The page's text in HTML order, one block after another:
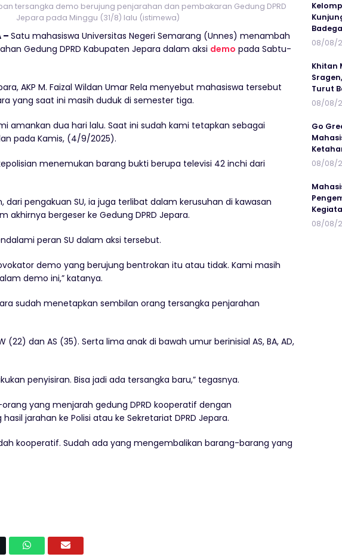
tersangka demo berujung penjarahan dan pembakaran Gedung DPRD
Jepara pada Minggu (31/8) lalu (istimewa)
–Satu mahasiswa Universitas Negeri Semarang (Unnes) menambah
Gedung DPRD Kabupaten Jepara dalam aksi demo pada Sabtu-
AKP M. Faizal Wildan Umar Rela menyebut mahasiswa tersebut
yang saat ini masih duduk di semester tiga.
amankan dua hari lalu. Saat ini sudah kami tetapkan sebagai
pada Kamis, (4/9/2025).
menemukan barang bukti berupa televisi 42 inchi dari
dari pengakuan SU, ia juga terlibat dalam kerusuhan di kawasan
akhirnya bergeser ke Gedung DPRD Jepara.
peran SU dalam aksi tersebut.
demo yang berujung bentrokan itu atau tidak. Kami masih
demo ini,” katanya.
sudah menetapkan sembilan orang tersangka penjarahan
(22) dan AS (35). Serta lima anak di bawah umur berinisial AS, BA, AD,
penyisiran. Bisa jadi ada tersangka baru,” tegasnya.
yang menjarah gedung DPRD kooperatif dengan
jarahan ke Polisi atau ke Sekretariat DPRD Jepara.
kooperatif. Sudah ada yang mengembalikan barang-barang yang
08/08/
Khitan
Turut
08/08/
Go
08/08/
08/08/